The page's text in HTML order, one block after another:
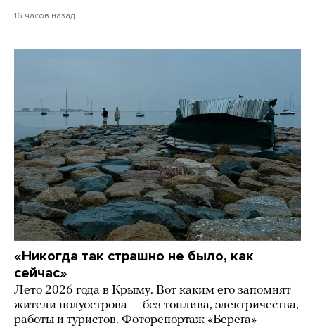
16 часов назад
«Никогда так страшно не было, как
сейчас»
Лето 2026 года в Крыму. Вот каким его запомнят
жители полуострова — без топлива, электричества,
работы и туристов. Фоторепортаж «Берега»